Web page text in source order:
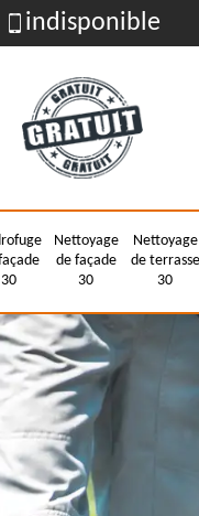
indisponible
30
Nettoyage
de façade
30
Nettoyage
de terrasse
30